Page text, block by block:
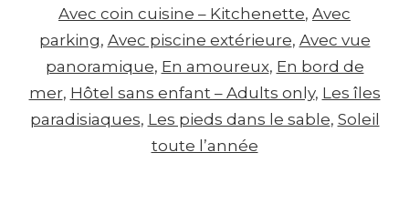
Avec coin cuisine – Kitchenette, Avec
parking, Avec piscine extérieure, Avec vue
panoramique, En amoureux, En bord de
mer, Hôtel sans enfant – Adults only, Les îles
paradisiaques, Les pieds dans le sable, Soleil
toute l’année